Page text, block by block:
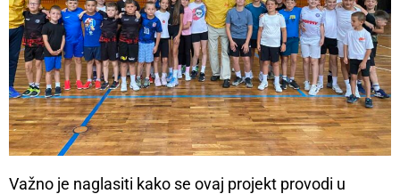
Važno je naglasiti kako se ovaj projekt provodi u